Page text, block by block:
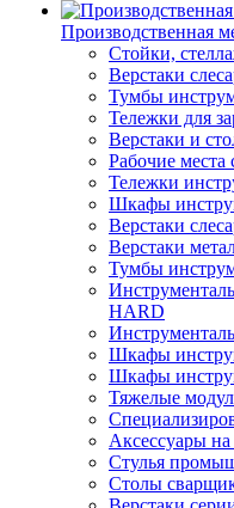
Производственная
Стойки,
Верстаки
Тумбы
Тележки для
Верстаки и
Рабочие
Тележки
Шкафы
Верстаки
Верстаки
Тумбы
HARD
Шкафы
Шкафы
Тяжелые
Аксессуары
Стулья
Столы